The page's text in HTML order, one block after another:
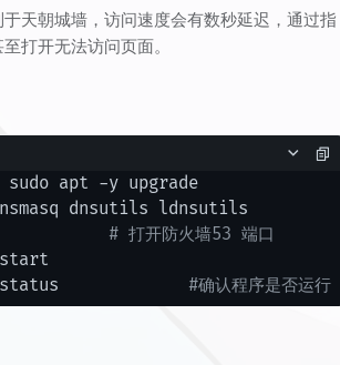
天朝城墙，访问速度会有数秒延迟，通过指
打开无法访问页面。
sudo apt -y upgrade
dnsutils ldnsutils
# 打开防火墙53 端口
start
#确认程序是否运行